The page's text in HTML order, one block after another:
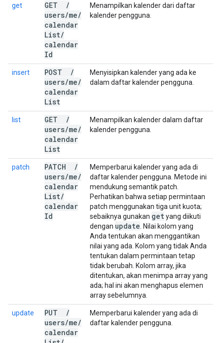
get GET
/
users/me/
calendar
List/
calendar
Id
Menampilkan kalender dari daftar
kalender pengguna.
insert POST
/
users/me/
calendar
List
Menyisipkan kalender yang ada ke
dalam daftar kalender pengguna.
list GET
/
users/me/
calendar
List
Menampilkan kalender dalam daftar
kalender pengguna.
patch PATCH
/
users/me/
calendar
List/
calendar
Id
Memperbarui kalender yang ada di
daftar kalender pengguna. Metode ini
mendukung semantik patch.
Perhatikan bahwa setiap permintaan
patch menggunakan tiga unit kuota;
sebaiknya gunakan getyang diikuti
dengan update . Nilai kolom yang
Anda tentukan akan menggantikan
nilai yang ada. Kolom yang tidak Anda
tentukan dalam permintaan tetap
tidak berubah. Kolom array, jika
ditentukan, akan menimpa array yang
ada; hal ini akan menghapus elemen
array sebelumnya.
update PUT
/
users/me/
calendar
Memperbarui kalender yang ada di
daftar kalender pengguna.